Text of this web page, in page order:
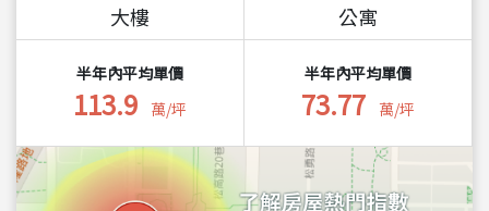
大樓
半年內平均單價
113.9 萬/坪
公寓
半年內平均單價
73.77 萬/坪